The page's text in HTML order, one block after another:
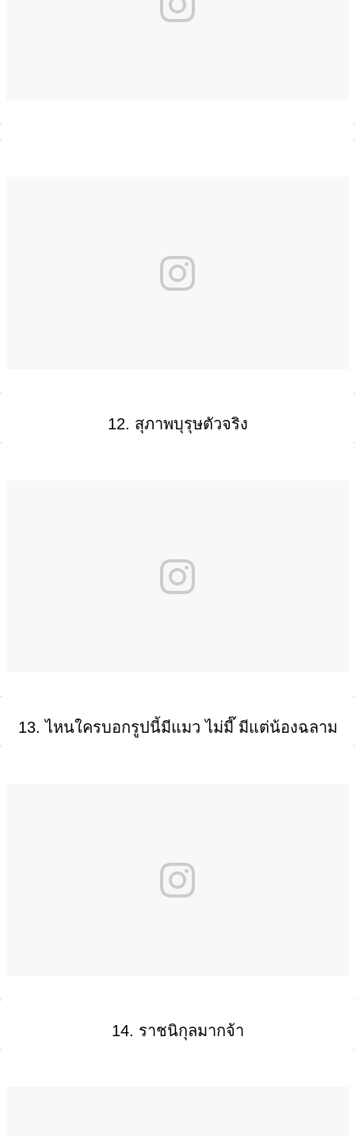
12. สุภาพบุรุษตัวจริง
13. ไหนใครบอกรูปนี้มีแมว ไม่มี๊ มีแต่น้องฉลาม
14. ราชนิกุลมากจ้า